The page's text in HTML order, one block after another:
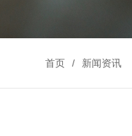
首页 新闻资讯